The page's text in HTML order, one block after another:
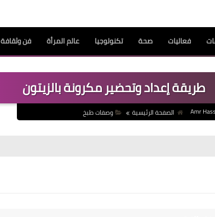
فعاليات صحة تكنولوجيا عالم المرأة فن وثقافة
طريقة إعداد وتحضير مكرونة بالزيتون
Amr الصفحة الرئيسية وصفات طبخ